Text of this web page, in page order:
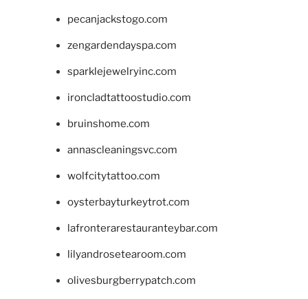
pecanjackstogo.com
zengardendayspa.com
sparklejewelryinc.com
ironcladtattoostudio.com
bruinshome.com
annascleaningsvc.com
wolfcitytattoo.com
oysterbayturkeytrot.com
lafronterarestauranteybar.com
lilyandrosetearoom.com
olivesburgberrypatch.com